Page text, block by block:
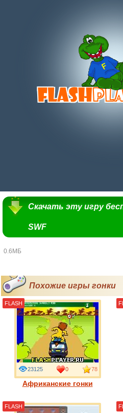
Скачать эту игру
SWF
0.6МБ
Похожие игры гонки
Африканские гонки
23125 0 78
FLASH
FLASH